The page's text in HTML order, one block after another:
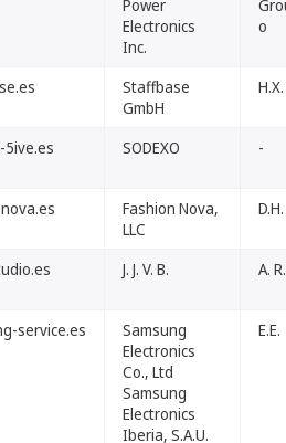
Power
Electronics
Inc.
o
Staffbase
GmbH
H.X.
SODEXO -
Fashion Nova,
LLC
D.H.
J. J. V. B. A.
service.es
Samsung
Electronics
Co., Ltd
Samsung
Electronics
Iberia, S.A.U.
E.E.